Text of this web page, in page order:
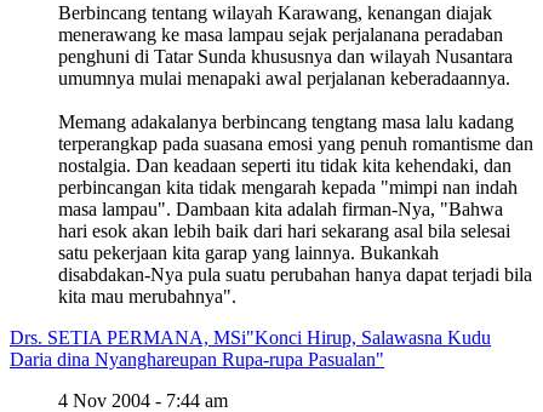
Berbincang tentang wilayah Karawang, kenangan diajak
menerawang ke masa lampau sejak perjalanana peradaban
penghuni di Tatar Sunda khususnya dan wilayah Nusantara
umumnya mulai menapaki awal perjalanan keberadaannya.
Memang adakalanya berbincang tengtang masa lalu kadang
terperangkap pada suasana emosi yang penuh romantisme dan
nostalgia. Dan keadaan seperti itu tidak kita kehendaki, dan
perbincangan kita tidak mengarah kepada "mimpi nan indah
masa lampau". Dambaan kita adalah firman-Nya, "Bahwa
hari esok akan lebih baik dari hari sekarang asal bila selesai
satu pekerjaan kita garap yang lainnya. Bukankah
disabdakan-Nya pula suatu perubahan hanya dapat terjadi bila
kita mau merubahnya".
Drs. SETIA PERMANA, MSi"Konci Hirup, Salawasna Kudu
Daria dina Nyanghareupan Rupa-rupa Pasualan"
4 Nov 2004 - 7:44 am